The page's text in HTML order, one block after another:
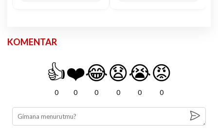
KOMENTAR
👍
0
❤️
0
😂
0
😧
0
😭
0
😡
0